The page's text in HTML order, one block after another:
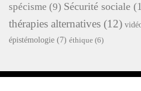
spécisme (9) Sécurité sociale
thérapies alternatives (12)
épistémologie (7) éthique (6)